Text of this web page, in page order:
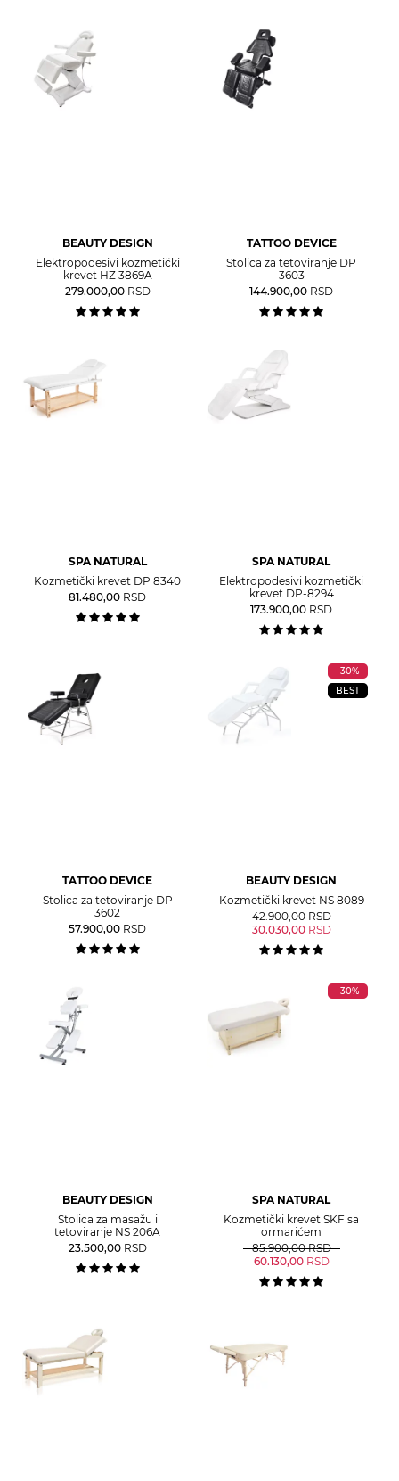
BEAUTY DESIGN
Elektropodesivi kozmetički
krevet HZ 3869A
279.000,00 RSD
TATTOO DEVICE
Stolica za tetoviranje DP
3603
144.900,00 RSD
SPA NATURAL
Kozmetički krevet DP 8340
81.480,00 RSD
SPA NATURAL
Elektropodesivi kozmetički
krevet DP-8294
173.900,00 RSD
TATTOO DEVICE
Stolica za tetoviranje DP
3602
57.900,00 RSD
-30%
BEST
BEAUTY DESIGN
Kozmetički krevet NS 8089
42.900,00 RSD
30.030,00 RSD
BEAUTY DESIGN
Stolica za masažu i
tetoviranje NS 206A
23.500,00 RSD
-30%
SPA NATURAL
Kozmetički krevet SKF sa
ormarićem
85.900,00 RSD
60.130,00 RSD